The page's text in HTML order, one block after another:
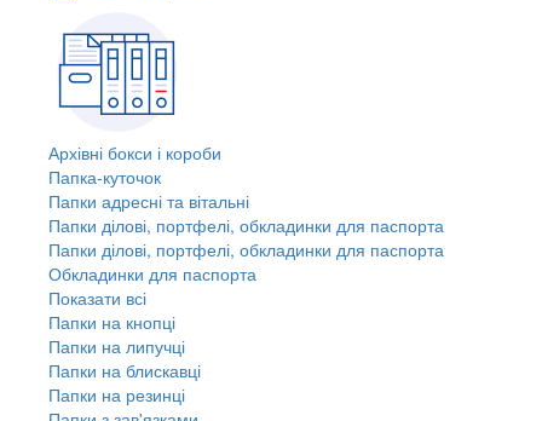
Архівні бокси і короби
Папка-куточок
Папки адресні та вітальні
Папки ділові, портфелі, обкладинки для паспорта
Папки ділові, портфелі, обкладинки для паспорта
Обкладинки для паспорта
Показати всі
Папки на кнопці
Папки на липучці
Папки на блискавці
Папки на резинці